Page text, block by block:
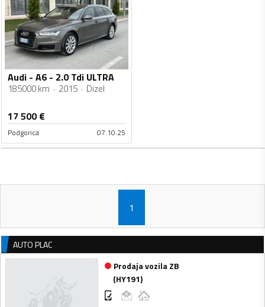
Audi - A6 - 2.0 Tdi ULTRA
185000 km 2015 Dizel
17 500€
Podgorica 07.10.25
1
AUTO PLAC
Prodaja vozila ZB
(HY191)